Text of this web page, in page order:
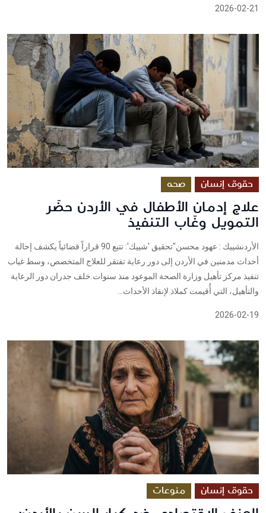
2026-02-21
حقوق إنسان صحه
علاج إدمان الأطفال في الأردن حضّر
التمويل وغّاب التنفيذ
الأردنشييك : عهود محسن"تحقيق 'شييك': تتبع 90 قراراً قضائياً يكشف إحالة
أحداث مدمنين في الأردن إلى دور رعاية تفتقر للعلاج المتخصص، وسط غياب
تنفيذ مركز تأهيل وزارة الصحة الموعود منذ سنوات.خلف جدران دور الرعاية
والتأهيل، التي أُقيمت كملاذ لإنقاذ الأحداث...
2026-02-19
حقوق إنسان منوعات